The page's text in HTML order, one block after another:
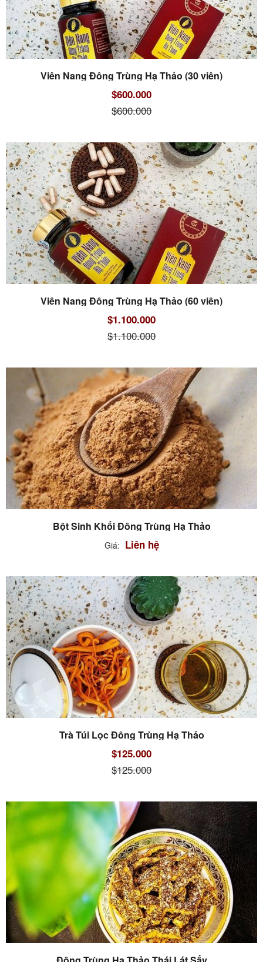
Viên Nang Đông Trùng Hạ Thảo (30 viên)
$600.000
$600.000
Viên Nang Đông Trùng Hạ Thảo (60 viên)
$1.100.000
$1.100.000
Bột Sinh Khối Đông Trùng Hạ Thảo
Giá: Liên hệ
Trà Túi Lọc Đông Trùng Hạ Thảo
$125.000
$125.000